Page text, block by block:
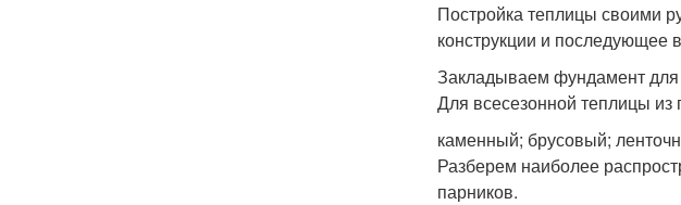
Постройка теплицы своими
конструкции и последующее
Закладываем фундамент для
Для всесезонной теплицы
каменный; брусовый;
Разберем наиболее
парников.